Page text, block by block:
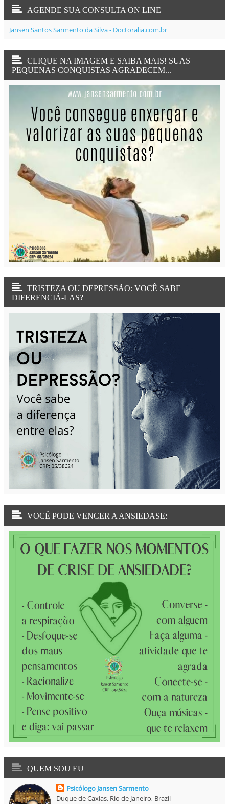
AGENDE SUA CONSULTA ON LINE
Jansen Santos Sarmento da Silva - Doctoralia.com.br
CLIQUE NA IMAGEM E SAIBA MAIS! SUAS
PEQUENAS CONQUISTAS AGRADECEM...
TRISTEZA OU DEPRESSÃO: VOCÊ SABE
DIFERENCIÁ-LAS?
VOCÊ PODE VENCER A ANSIEDASE:
QUEM SOU EU
Psicólogo Jansen Sarmento
Duque de Caxias, Rio de Janeiro, Brazil